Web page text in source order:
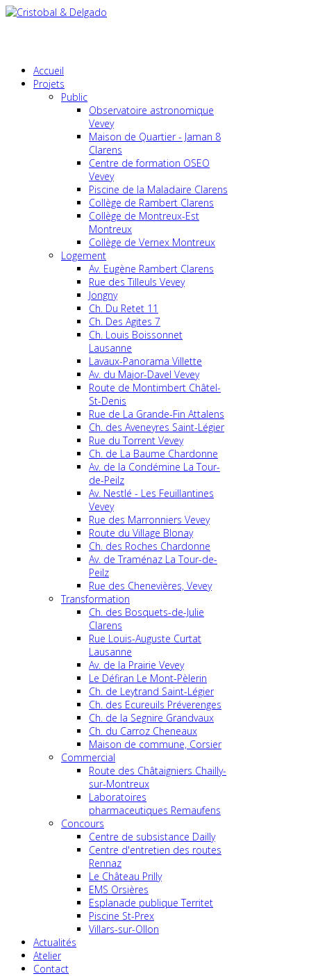
Accueil
Projets
Public
Observatoire astronomique
Vevey
Maison de Quartier - Jaman 8
Clarens
Centre de formation OSEO
Vevey
Piscine de la Maladaire Clarens
Collège de Rambert Clarens
Collège de Montreux-Est
Montreux
Collège de Vernex Montreux
Logement
Av. Eugène Rambert Clarens
Rue des Tilleuls Vevey
Jongny
Ch. Du Retet 11
Ch. Des Agites 7
Ch. Louis Boissonnet
Lausanne
Lavaux-Panorama Villette
Av. du Major-Davel Vevey
Route de Montimbert Châtel-
St-Denis
Rue de La Grande-Fin Attalens
Ch. des Aveneyres Saint-Légier
Rue du Torrent Vevey
Ch. de La Baume Chardonne
Av. de la Condémine La Tour-
de-Peilz
Av. Nestlé - Les Feuillantines
Vevey
Rue des Marronniers Vevey
Route du Village Blonay
Ch. des Roches Chardonne
Av. de Traménaz La Tour-de-
Peilz
Rue des Chenevières, Vevey
Transformation
Ch. des Bosquets-de-Julie
Clarens
Rue Louis-Auguste Curtat
Lausanne
Av. de la Prairie Vevey
Le Défiran Le Mont-Pèlerin
Ch. de Leytrand Saint-Légier
Ch. des Ecureuils Préverenges
Ch. de la Segnire Grandvaux
Ch. du Carroz Cheneaux
Maison de commune, Corsier
Commercial
Route des Châtaigniers Chailly-
sur-Montreux
Laboratoires
pharmaceutiques Remaufens
Concours
Centre de subsistance Dailly
Centre d'entretien des routes
Rennaz
Le Château Prilly
EMS Orsières
Esplanade publique Territet
Piscine St-Prex
Villars-sur-Ollon
Actualités
Atelier
Contact